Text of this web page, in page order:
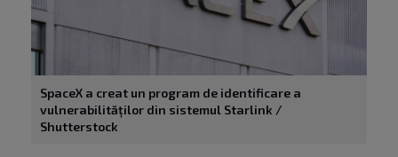
SpaceX a creat un program de identificare a
vulnerabilităților din sistemul Starlink /
Shutterstock